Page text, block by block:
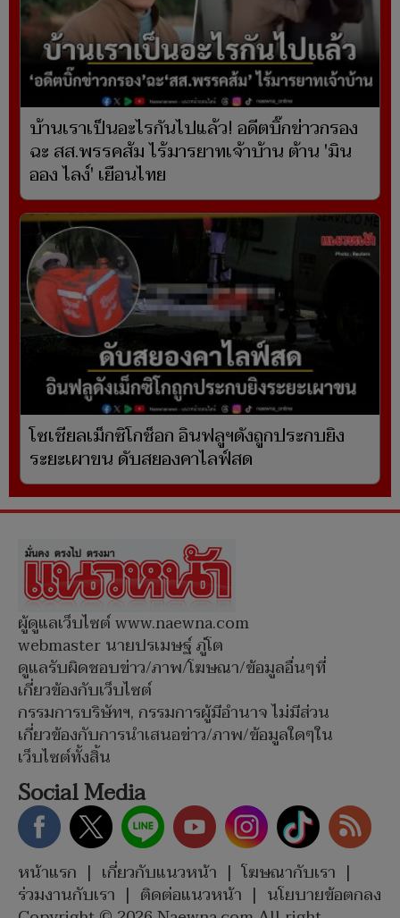
บ้านเราเป็นอะไรกันไปแล้ว! อดีตบิ๊กข่าวกรอง
ฉะ สส.พรรคส้ม ไร้มารยาทเจ้าบ้าน ต้าน 'มิน
ออง ไลง์' เยือนไทย
โซเชียลเม็กซิโกช็อก อินฟลูฯดังถูกประกบยิง
ระยะเผาขน ดับสยองคาไลฟ์สด
ผู้ดูแลเว็บไซต์ www.naewna.com
webmaster นายปรเมษฐ์ ภู่โต
ดูแลรับผิดชอบข่าว/ภาพ/โฆษณา/ข้อมูลอื่นๆที่
เกี่ยวข้องกับเว็บไซต์
กรรมการบริษัทฯ, กรรมการผู้มีอำนาจ ไม่มีส่วน
เกี่ยวข้องกับการนำเสนอข่าว/ภาพ/ข้อมูลใดๆใน
เว็บไซต์ทั้งสิ้น
Social Media
หน้าแรก | เกี่ยวกับแนวหน้า | โฆษณากับเรา |
ร่วมงานกับเรา | ติดต่อแนวหน้า | นโยบายข้อตกลง